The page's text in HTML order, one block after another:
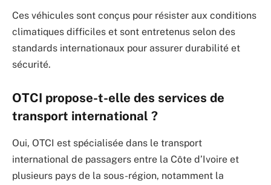
Ces véhicules sont conçus pour résister aux conditions
climatiques difficiles et sont entretenus selon des
standards internationaux pour assurer durabilité et
sécurité.
OTCI propose-t-elle des services de
transport international ?
Oui, OTCI est spécialisée dans le transport
international de passagers entre la Côte d’Ivoire et
plusieurs pays de la sous-région, notamment la